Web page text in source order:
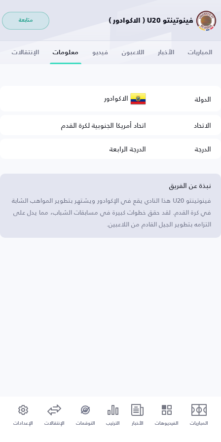
فينوتينتو U20 ( الاكوادور ) متابعة
المباريات الأخبار اللاعبون فيديو معلومات الإنتقالات
الدولة الاكوادور
الاتحاد
اتحاد أمريكا الجنوبية لكرة القدم
الدرجة
الدرجة الرابعة
نبذة عن الفريق
فينوتينتو U20 هذا النادي يقع في الإكوادور ويشتهر بتطوير المواهب الشابة
في كرة القدم. لقد حقق خطوات كبيرة في مسابقات الشباب، مما يدل على
التزامه بتطوير الجيل القادم من اللاعبين.
المباريات الفيديوهات الأخبار الترتيب التوقعات الإنتقالات الإعدادات